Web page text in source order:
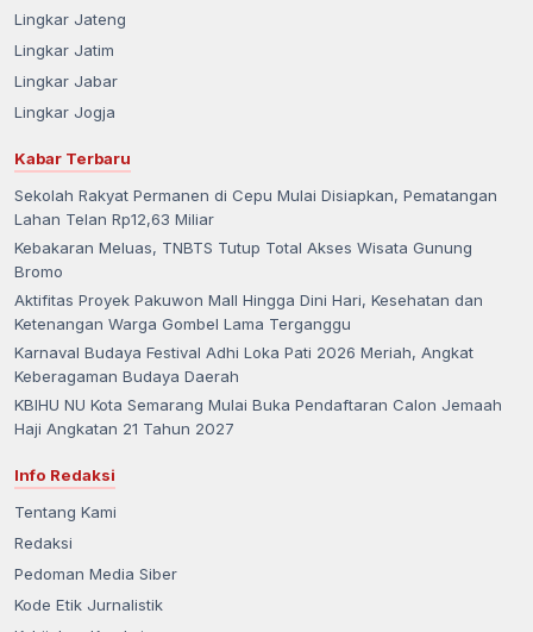
Lingkar Jateng
Lingkar Jatim
Lingkar Jabar
Lingkar Jogja
Kabar Terbaru
Sekolah Rakyat Permanen di Cepu Mulai Disiapkan, Pematangan
Lahan Telan Rp12,63 Miliar
Kebakaran Meluas, TNBTS Tutup Total Akses Wisata Gunung
Bromo
Aktifitas Proyek Pakuwon Mall Hingga Dini Hari, Kesehatan dan
Ketenangan Warga Gombel Lama Terganggu
Karnaval Budaya Festival Adhi Loka Pati 2026 Meriah, Angkat
Keberagaman Budaya Daerah
KBIHU NU Kota Semarang Mulai Buka Pendaftaran Calon Jemaah
Haji Angkatan 21 Tahun 2027
Info Redaksi
Tentang Kami
Redaksi
Pedoman Media Siber
Kode Etik Jurnalistik